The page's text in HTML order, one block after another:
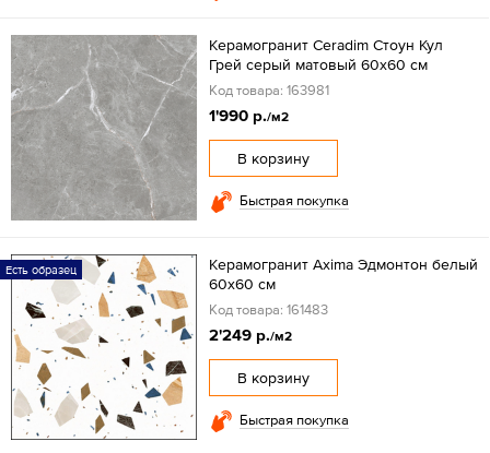
Керамогранит Ceradim Стоун Кул
Грей серый матовый 60x60 см
Код товара: 163981
1'990 р./м2
В корзину
Быстрая покупка
Есть образец
Керамогранит Axima Эдмонтон белый
60x60 см
Код товара: 161483
2'249 р./м2
В корзину
Быстрая покупка